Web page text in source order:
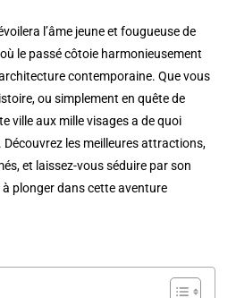
l’âme jeune et fougueuse de
le passé côtoie harmonieusement
contemporaine. Que vous
ou simplement en quête de
ville aux mille visages a de quoi
les meilleures attractions,
et laissez-vous séduire par son
plonger dans cette aventure